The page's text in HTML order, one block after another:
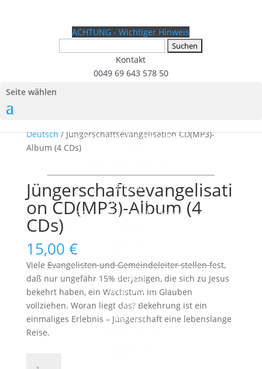
ACHTUNG - Wichtiger Hinweis
Kontakt
0049 69 643 578 50
TV Programm für diese Woche
English
AWMI Video
GTN – Gospel Truth Network
English
AWMI Audio
Lesen
Deutsch
Seite wählen
Deutsch/ Jüngerschaftsevangelisation CD(MP3)-
Album (4 CDs)
Jüngerschaftsevangelisati
on CD(MP3)-Album (4
CDs)
15,00 €
Viele Evangelisten und Gemeindeleiter stellen fest,
daß nur ungefähr 15% derjenigen, die sich zu Jesus
bekehrt haben, ein Wachstum im Glauben
vollziehen. Woran liegt das? Bekehrung ist ein
einmaliges Erlebnis – Jüngerschaft eine lebenslange
Reise.